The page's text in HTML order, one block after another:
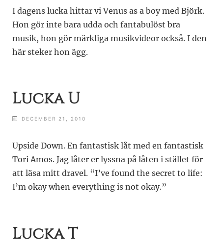
I dagens lucka hittar vi Venus as a boy med Björk.
Hon gör inte bara udda och fantabulöst bra
musik, hon gör märkliga musikvideor också. I den
här steker hon ägg.
Lucka U
DECEMBER 21, 2010
Upside Down. En fantastisk låt med en fantastisk
Tori Amos. Jag låter er lyssna på låten i stället för
att läsa mitt dravel. “I’ve found the secret to life:
I’m okay when everything is not okay.”
Lucka T